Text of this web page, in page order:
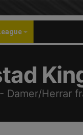
- Damer/Herrar